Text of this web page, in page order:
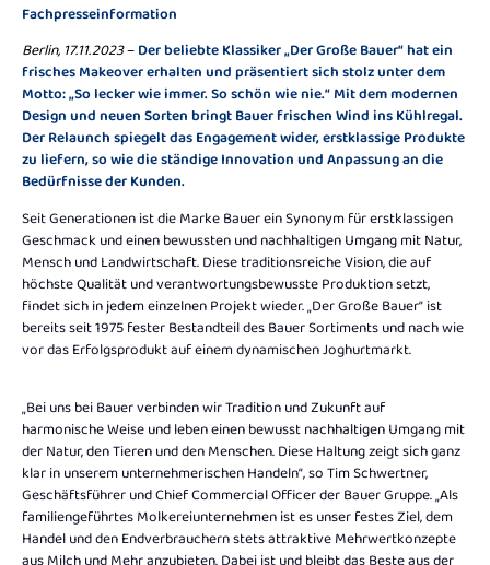
Fachpresseinformation
Berlin, 17.11.2023–Der beliebte Klassiker „Der Große Bauer“ hat ein
frisches Makeover erhalten und präsentiert sich stolz unter dem
Motto: „So lecker wie immer. So schön wie nie.“ Mit dem modernen
Design und neuen Sorten bringt Bauer frischen Wind ins Kühlregal.
Der Relaunch spiegelt das Engagement wider, erstklassige Produkte
zu liefern, so wie die ständige Innovation und Anpassung an die
Bedürfnisse der Kunden.
Seit Generationen ist die Marke Bauer ein Synonym für erstklassigen
Geschmack und einen bewussten und nachhaltigen Umgang mit Natur,
Mensch und Landwirtschaft. Diese traditionsreiche Vision, die auf
höchste Qualität und verantwortungsbewusste Produktion setzt,
findet sich in jedem einzelnen Projekt wieder. „Der Große Bauer“ ist
bereits seit 1975 fester Bestandteil des Bauer Sortiments und nach wie
vor das Erfolgsprodukt auf einem dynamischen Joghurtmarkt.
„Bei uns bei Bauer verbinden wir Tradition und Zukunft auf
harmonische Weise und leben einen bewusst nachhaltigen Umgang mit
der Natur, den Tieren und den Menschen. Diese Haltung zeigt sich ganz
klar in unserem unternehmerischen Handeln“, so Tim Schwertner,
Geschäftsführer und Chief Commercial Officer der Bauer Gruppe. „Als
familiengeführtes Molkereiunternehmen ist es unser festes Ziel, dem
Handel und den Endverbrauchern stets attraktive Mehrwertkonzepte